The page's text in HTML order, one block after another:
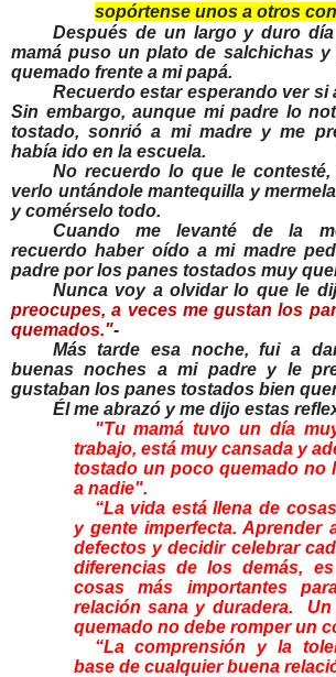
sopórtense unos a otros
Después de un largo y duro
mamá puso un plato de salchichas
quemado frente a mi papá.
Recuerdo estar esperando ver si
Sin embargo, aunque mi padre lo
tostado, sonrió a mi madre y me
había ido en la escuela.
No recuerdo lo que le
verlo untándole mantequilla y
y comérselo todo.
Cuando me levanté de la
recuerdo haber oído a mi madre
padre por los panes tostados muy
Nunca voy a olvidar lo que le
preocupes, a veces me gustan los
quemados."-
Más tarde esa noche, fui a
buenas noches a mi padre y le
gustaban los panes tostados bien
Él me abrazó y me dijo estas
"Tu mamá tuvo un día
trabajo, está muy cansada y
tostado un poco quemado no
a nadie".
“La vida está llena de
y gente imperfecta. Aprender
defectos y decidir celebrar
diferencias de los demás,
cosas más importantes
relación sana y duradera. Un
quemado no debe romper un
“La comprensión y la
base de cualquier buena